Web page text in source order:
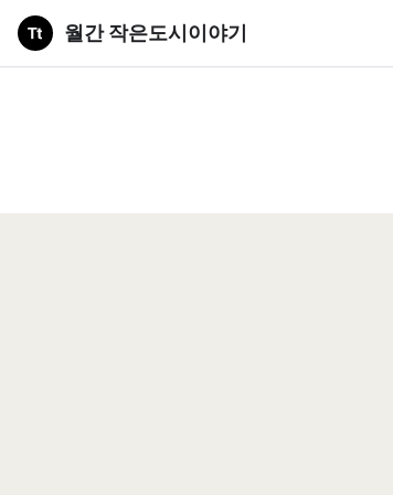
월간 작은도시이야기